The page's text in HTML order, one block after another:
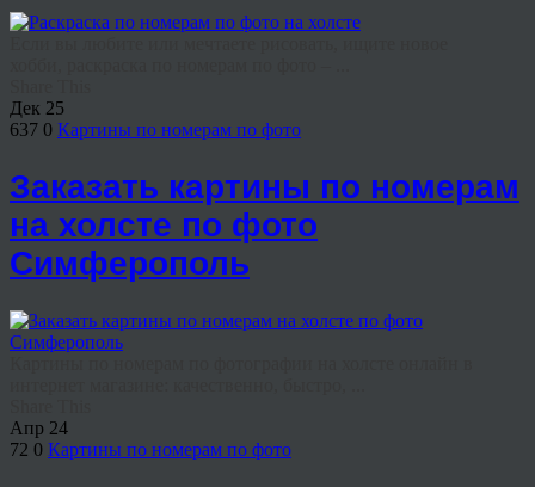
Дек 25
637 0 Картины по номерам по фото
Заказать картины по номерам
на холсте по фото
Симферополь
Апр 24
72 0 Картины по номерам по фото